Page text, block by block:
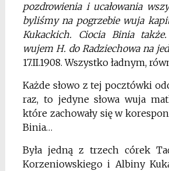
pozdrowienia i ucałowania
byliśmy na pogrzebie wuja
Kukackich. Ciocia Binia
wujem H. do Radziechowa na
17.II.1908. Wszystko ładnym,
Każde słowo z tej pocztówki
raz, to jedyne słowa wuja
które zachowały się w
Binia…
Była jedną z trzech córek
Korzeniowskiego i Albiny